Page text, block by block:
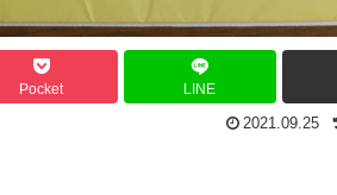
Pocket LINE
2021.09.25